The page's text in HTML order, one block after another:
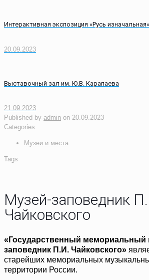
Интерактивная экспозиция «Русь изначальная»
20.09.2023
Выставочный зал им. Ю.В. Карапаева
21.09.2023
Published by admin on 20.09.2023
Categories
Музеи и места
Tags
Музей-заповедник
Чайковского
«Государственный мемориальный
заповедник П.И. Чайковского»
старейших мемориальных
территории России.